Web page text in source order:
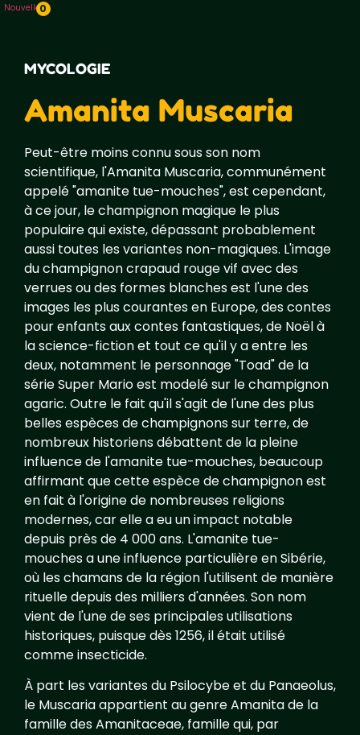
Nouvelles
0
MYCOLOGIE
Amanita Muscaria
Peut-être moins connu sous son nom
scientifique, l'Amanita Muscaria, communément
appelé "amanite tue-mouches", est cependant,
à ce jour, le champignon magique le plus
populaire qui existe, dépassant probablement
aussi toutes les variantes non-magiques. L'image
du champignon crapaud rouge vif avec des
verrues ou des formes blanches est l'une des
images les plus courantes en Europe, des contes
pour enfants aux contes fantastiques, de Noël à
la science-fiction et tout ce qu'il y a entre les
deux, notamment le personnage "Toad" de la
série Super Mario est modelé sur le champignon
agaric. Outre le fait qu'il s'agit de l'une des plus
belles espèces de champignons sur terre, de
nombreux historiens débattent de la pleine
influence de l'amanite tue-mouches, beaucoup
affirmant que cette espèce de champignon est
en fait à l'origine de nombreuses religions
modernes, car elle a eu un impact notable
depuis près de 4 000 ans. L'amanite tue-
mouches a une influence particulière en Sibérie,
où les chamans de la région l'utilisent de manière
rituelle depuis des milliers d'années. Son nom
vient de l'une de ses principales utilisations
historiques, puisque dès 1256, il était utilisé
comme insecticide.
À part les variantes du Psilocybe et du Panaeolus,
le Muscaria appartient au genre Amanita de la
famille des Amanitaceae, famille qui, par